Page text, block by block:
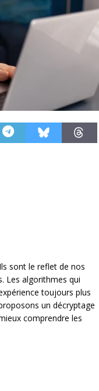
sont le reflet de nos
Les algorithmes qui
toujours plus
un décryptage
comprendre les